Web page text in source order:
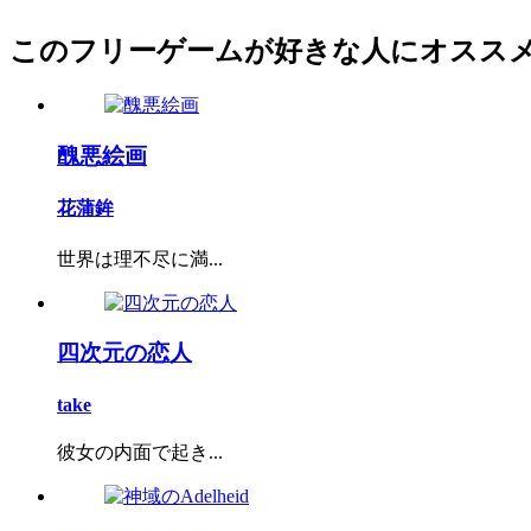
このフリーゲームが好きな人にオスス
醜悪絵画
花蒲鉾
世界は理不尽に満...
四次元の恋人
take
彼女の内面で起き...